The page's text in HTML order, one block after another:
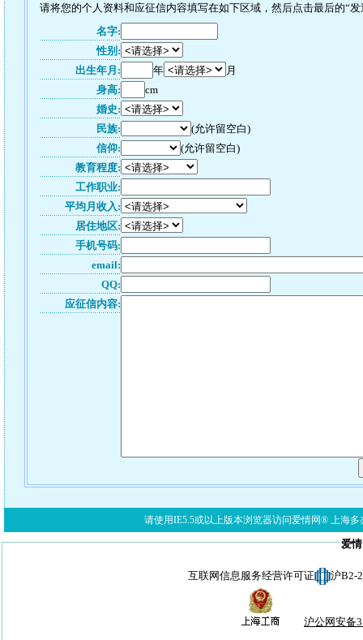
请将您的个人资料和应征信内容填写在如下区域，然后点击最后的“
名字:
性别:
出生年月:
年
月
身高:
cm
婚史:
民族:
(允许留空白)
信仰:
(允许留空白)
教育程度:
工作职业:
平均月收入:
居住地区:
手机号码:
email:
QQ:
应征信内容:
请使用IE5.5或以上版本浏览器访问爱情网® 上海多
爱
互联网信息服务经营许可证 沪B2-
沪公网安备